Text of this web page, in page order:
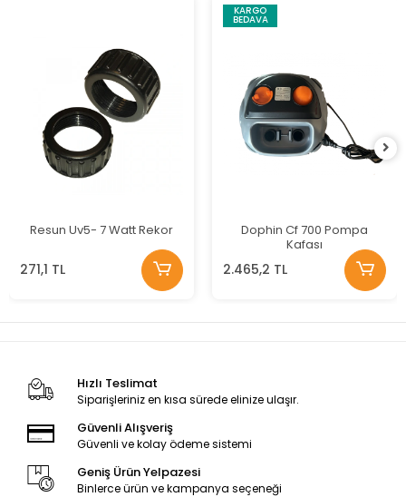
Resun Uv5- 7 Watt Rekor
271,1 TL
KARGO
BEDAVA
Dophin Cf 700 Pompa
Kafası
2.465,2 TL
Hızlı Teslimat
Siparişleriniz en kısa sürede elinize ulaşır.
Güvenli Alışveriş
Güvenli ve kolay ödeme sistemi
Geniş Ürün Yelpazesi
Binlerce ürün ve kampanya seçeneği